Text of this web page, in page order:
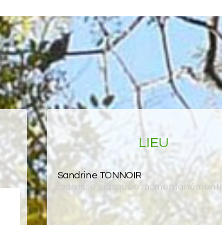
LIEU
Sandrine TONNOIR
(adresse masquée momentanément)